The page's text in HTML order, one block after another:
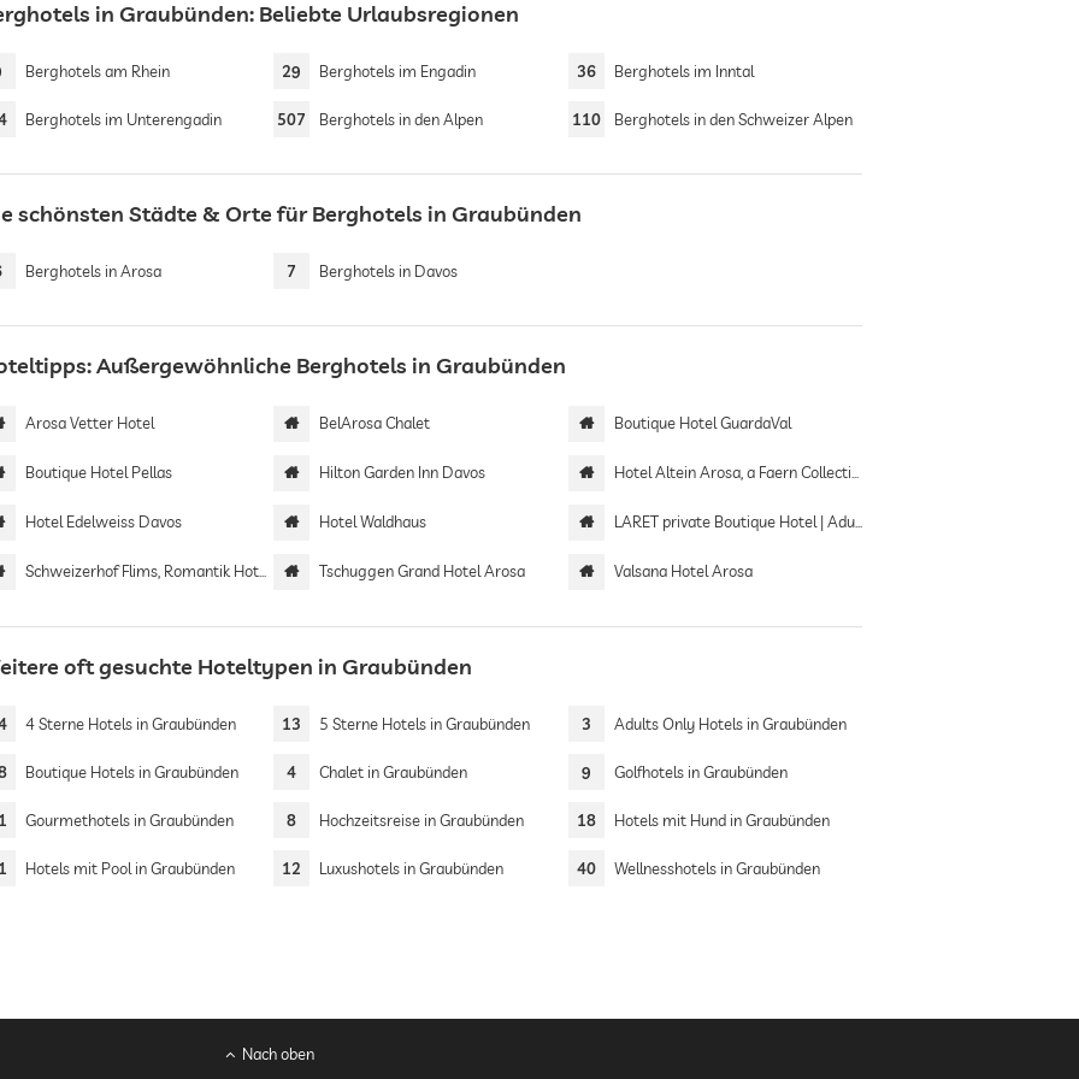
in Graubünden: Beliebte Urlaubsregionen
Berghotels am Rhein 29 Berghotels im Engadin 36 Berghotels im Inntal
Berghotels im Unterengadin 507 Berghotels in den Alpen 110 Berghotels in den Schweizer Alpen
schönsten Städte & Orte für Berghotels in Graubünden
Berghotels in Arosa 7 Berghotels in Davos
Außergewöhnliche Berghotels in Graubünden
Arosa Vetter Hotel BelArosa Chalet Boutique Hotel GuardaVal
Boutique Hotel Pellas Hilton Garden Inn Davos Hotel Altein Arosa, a Faern Collection Resort
Hotel Edelweiss Davos Hotel Waldhaus LARET private Boutique Hotel | Adults only
Schweizerhof Flims, Romantik Hotel & SPA Tschuggen Grand Hotel Arosa Valsana Hotel Arosa
oft gesuchte Hoteltypen in Graubünden
4 Sterne Hotels in Graubünden 13 5 Sterne Hotels in Graubünden 3 Adults Only Hotels in Graubünden
Boutique Hotels in Graubünden 4 Chalet in Graubünden 9 Golfhotels in Graubünden
Gourmethotels in Graubünden 8 Hochzeitsreise in Graubünden 18 Hotels mit Hund in Graubünden
Hotels mit Pool in Graubünden 12 Luxushotels in Graubünden 40 Wellnesshotels in Graubünden
Nach oben